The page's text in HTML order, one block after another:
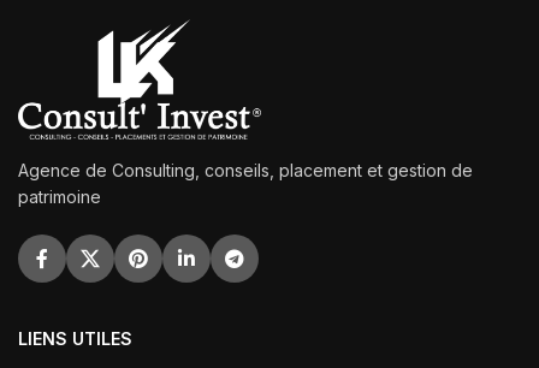
Agence de Consulting, conseils, placement et gestion de
patrimoine
LIENS UTILES